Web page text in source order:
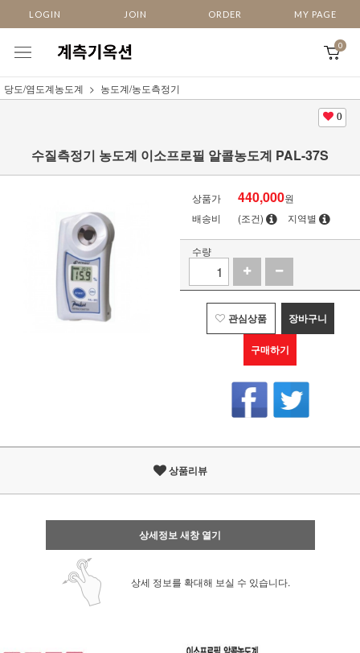
LOGIN JOIN ORDER MY PAGE
0
당도/염도계농도계 농도계/농도측정기
0
수질측정기 농도계 이소프로필 알콜농도계 PAL-37S
상품가 440,000원
배송비
(조건) 지역별
수량
관심상품 장바구니
구매하기
상품리뷰
상세정보 새창 열기
상세 정보를 확대해 보실 수 있습니다.